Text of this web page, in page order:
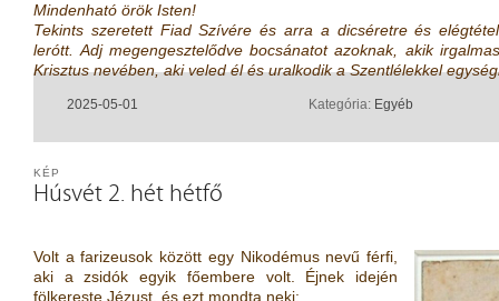
Mindenható örök Isten!
Tekints szeretett Fiad Szívére és arra a dicséretre és
lerótt.Adj megengesztelődve bocsánatot azoknak, akik
Krisztus nevében, aki veled él és uralkodik a Szentlélekkel
2025-05-01 Kategória: Egyéb
Húsvét 2. hét hétfő
KÉP
Volt a farizeusok között egy Nikodémus nevű férfi,
aki a zsidók egyik főembere volt. Éjnek idején
fölkereste Jézust, és ezt mondta neki: